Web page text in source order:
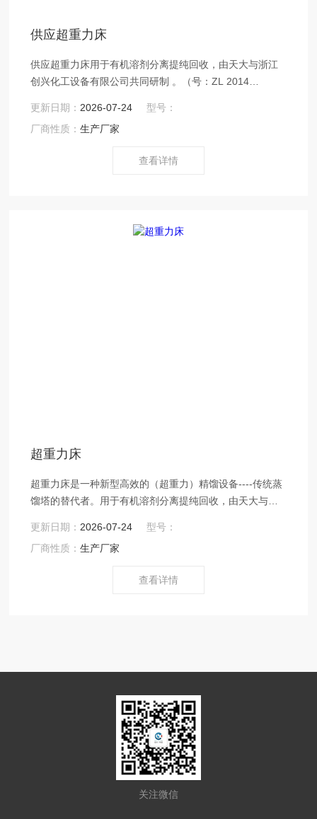
供应超重力床
供应超重力床用于有机溶剂分离提纯回收，由天大与浙江
创兴化工设备有限公司共同研制 。（号：ZL 2014
馏过程。旋转精馏机由一个或多个高速旋转的转子组成，
气液以逆向喷雾方式经转子，进行物料传质.
更新日期： 2026-07-24
型号：
厂商性质：生产厂家
查看详情
超重力床
超重力床是一种新型高效的（超重力）精馏设备----传统蒸
馏塔的替代者。用于有机溶剂分离提纯回收，由天大与浙
20771413.5）*将旋转精馏技术应用于工业生产中的连续精
馏过程。旋转精馏机由一个或多个高速旋转的转子组成，
更新日期： 2026-07-24
型号：
厂商性质：生产厂家
查看详情
关注微信